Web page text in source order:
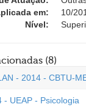
em:
10/
Nível:
(8)
- 2014 - CBTU-
- UEAP - Psicologia